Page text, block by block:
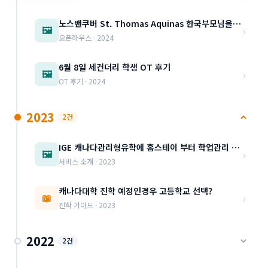
🖼️ 노스밴쿠버 St. Thomas Aquinas 한국부모님을 위한 별도의 오픈 하우스 11월28(목) …
오픈하우스 · 2024 ›
🖼️ 6월 8일 세컨더리 학생 OT 후기
OT 후기 · 2024 ›
2023 2건
🖼️ IGE 캐나다관리형유학에 홈스테이 부터 학업관리 세부내용 소개(북미, 한국 대학 진학대비)
서비스 소개 · 2023 ›
📖 캐나다대학 진학 예정인경우 고등학교 선택?
진학 가이드 · 2023 ›
2022 2건